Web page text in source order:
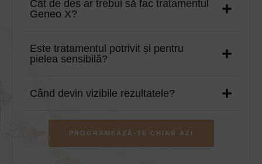
Cât de des ar trebui să fac tratamentul
Geneo X?
Este tratamentul potrivit și pentru
pielea sensibilă?
Când devin vizibile rezultatele?
PROGRAMEAZĂ-TE CHIAR AZI